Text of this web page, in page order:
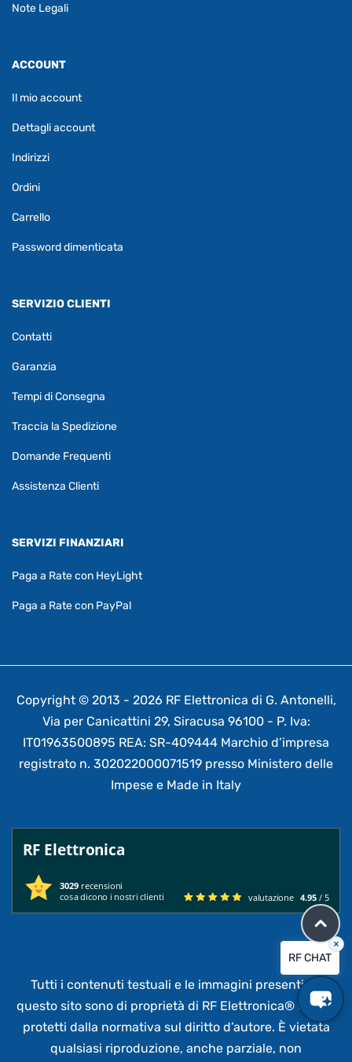
Note Legali
ACCOUNT
Il mio account
Dettagli account
Indirizzi
Ordini
Carrello
Password dimenticata
SERVIZIO CLIENTI
Contatti
Garanzia
Tempi di Consegna
Traccia la Spedizione
Domande Frequenti
Assistenza Clienti
SERVIZI FINANZIARI
Paga a Rate con HeyLight
Paga a Rate con PayPal
Copyright © 2013 - 2026 RF Elettronica di G. Antonelli,
Via per Canicattini 29, Siracusa 96100 - P. Iva:
IT01963500895 REA: SR-409444 Marchio d’impresa
registrato n. 302022000071519 presso Ministero delle
Impese e Made in Italy
RF Elettronica
3029 recensioni
cosa dicono i nostri clienti
valutazione 4.95 / 5
Tutti i contenuti testuali e le immagini presenti su
questo sito sono di proprietà di RF Elettronica®e sono
protetti dalla normativa sul diritto d’autore. È vietata
qualsiasi riproduzione, anche parziale, non
RF CHAT
×